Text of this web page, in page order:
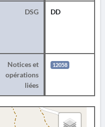
DSG DD
Notices et
opérations
liées
12058